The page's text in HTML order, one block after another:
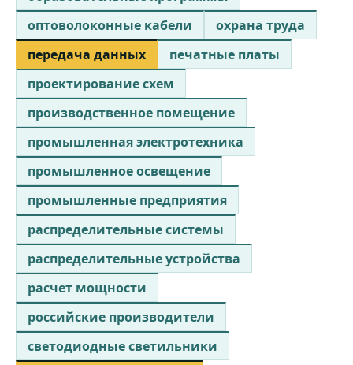
оптоволоконные кабели
охрана труда
передача данных
печатные платы
проектирование схем
производственное помещение
промышленная электротехника
промышленное освещение
промышленные предприятия
распределительные системы
распределительные устройства
расчет мощности
российские производители
светодиодные светильники